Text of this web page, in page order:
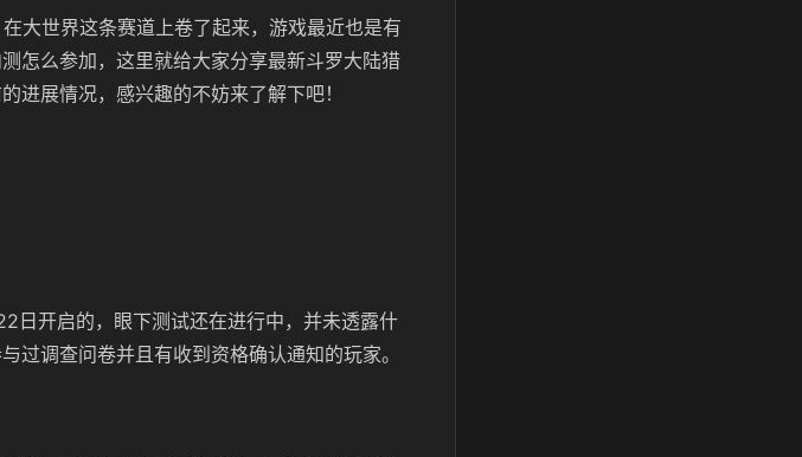
大世界这条赛道上卷了起来，游戏最近也是有
怎么参加，这里就给大家分享最新斗罗大陆猎
进展情况，感兴趣的不妨来了解下吧！
日开启的，眼下测试还在进行中，并未透露什
过调查问卷并且有收到资格确认通知的玩家。